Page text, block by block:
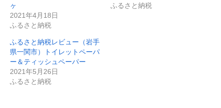
ヶ
2021年4月18日
ふるさと納税
ふるさと納税
ふるさと納税レビュー（岩手
県一関市）トイレットペーパ
ー＆ティッシュペーパー
2021年5月26日
ふるさと納税